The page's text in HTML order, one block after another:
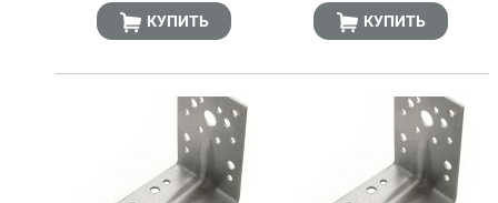
КУПИТЬ КУПИТЬ